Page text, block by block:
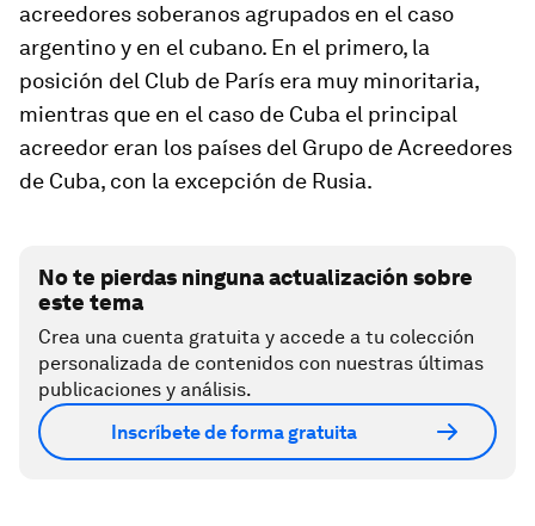
acreedores soberanos agrupados en el caso
argentino y en el cubano. En el primero, la
posición del Club de París era muy minoritaria,
mientras que en el caso de Cuba el principal
acreedor eran los países del Grupo de Acreedores
de Cuba, con la excepción de Rusia.
No te pierdas ninguna actualización sobre
este tema
Crea una cuenta gratuita y accede a tu colección
personalizada de contenidos con nuestras últimas
publicaciones y análisis.
Inscríbete de forma gratuita